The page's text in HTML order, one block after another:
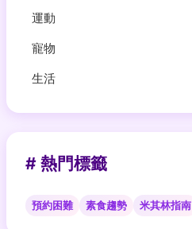
運動
寵物
生活
# 熱門標籤
預約困難 素食趨勢 米其林指南